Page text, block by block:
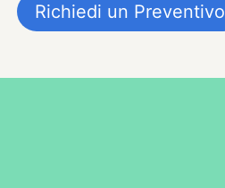
Richiedi un Preventivo